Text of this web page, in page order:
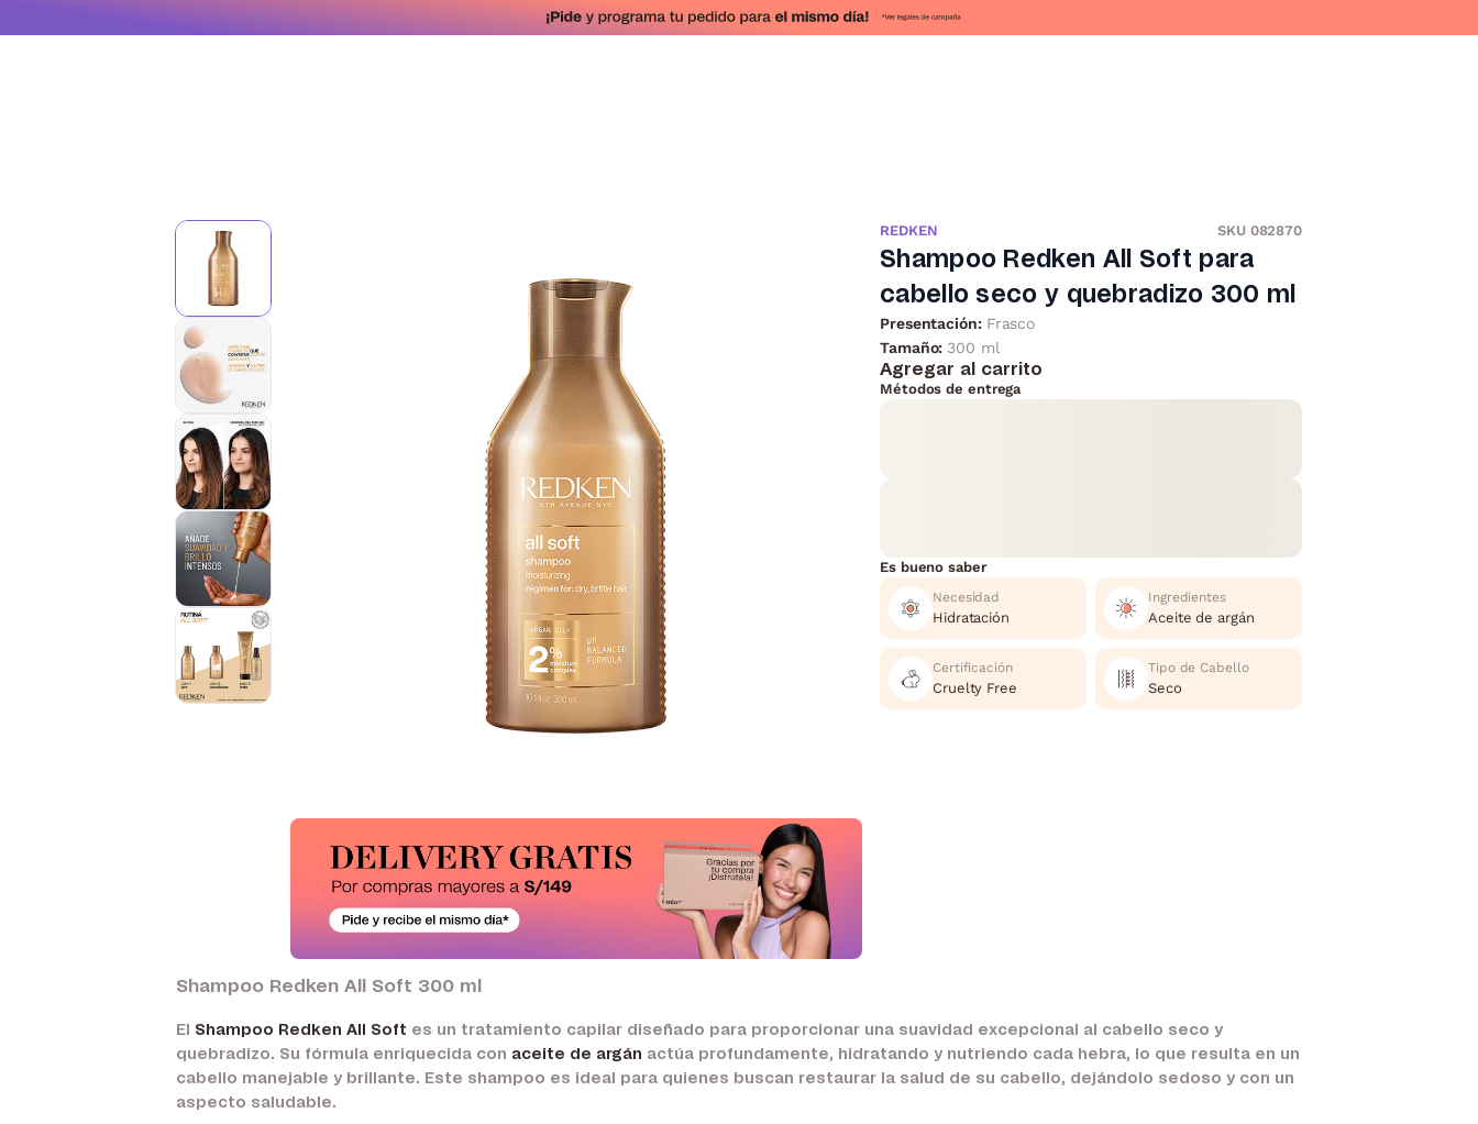
REDKEN SKU 082870
Shampoo Redken All Soft para
cabello seco y quebradizo 300 ml
Presentación: Frasco
Tamaño: 300 ml
Agregar al carrito
Métodos de entrega
Es bueno saber
Necesidad
Hidratación
Ingredientes
Aceite de argán
Certificación
Cruelty Free
Tipo de Cabello
Seco
Shampoo Redken All Soft 300 ml
El Shampoo Redken All Soft es un tratamiento capilar diseñado para proporcionar una suavidad excepcional al cabello seco y
quebradizo. Su fórmula enriquecida con aceite de argán actúa profundamente, hidratando y nutriendo cada hebra, lo que resulta en un
cabello manejable y brillante. Este shampoo es ideal para quienes buscan restaurar la salud de su cabello, dejándolo sedoso y con un
aspecto saludable.